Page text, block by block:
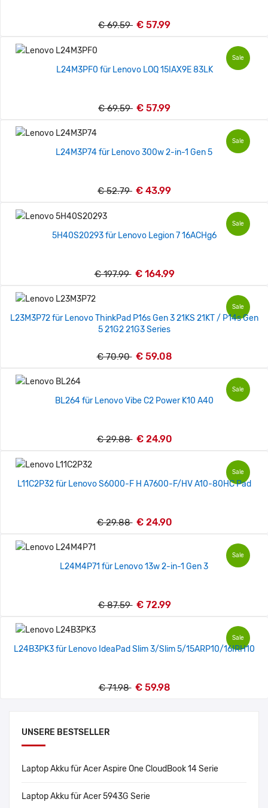
UNSERE BESTSELLER
Laptop Akku für Acer Aspire One CloudBook 14 Serie
Laptop Akku für Acer 5943G Serie
€ 69.59 € 57.99
Sale
L24M3PF0 für Lenovo LOQ 15IAX9E 83LK
€ 69.59 € 57.99
Sale
L24M3P74 für Lenovo 300w 2-in-1 Gen 5
€ 52.79 € 43.99
Sale
5H40S20293 für Lenovo Legion 7 16ACHg6
€ 197.99 € 164.99
Sale
L23M3P72 für Lenovo ThinkPad P16s Gen 3 21KS 21KT / P14s Gen
5 21G2 21G3 Series
€ 70.90 € 59.08
Sale
BL264 für Lenovo Vibe C2 Power K10 A40
€ 29.88 € 24.90
Sale
L11C2P32 für Lenovo S6000-F H A7600-F/HV A10-80HC Pad
€ 29.88 € 24.90
Sale
L24M4P71 für Lenovo 13w 2-in-1 Gen 3
€ 87.59 € 72.99
Sale
L24B3PK3 für Lenovo IdeaPad Slim 3/Slim 5/15ARP10/16IRH10
€ 71.98 € 59.98